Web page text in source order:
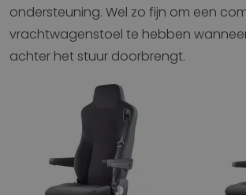
ondersteuning. Wel zo fijn om een
vrachtwagenstoel te hebben
achter het stuur doorbrengt.